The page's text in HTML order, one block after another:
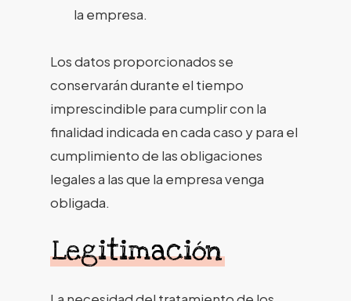
la empresa.
Los datos proporcionados se
conservarán durante el tiempo
imprescindible para cumplir con la
finalidad indicada en cada caso y para el
cumplimiento de las obligaciones
legales a las que la empresa venga
obligada.
Legitimación